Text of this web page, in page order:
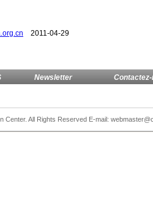
2011-04-29